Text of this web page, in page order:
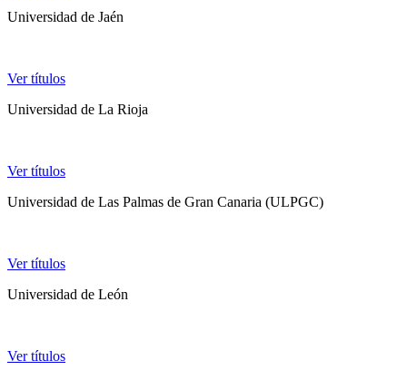
Universidad de Jaén
Ver títulos
Universidad de La Rioja
Ver títulos
Universidad de Las Palmas de Gran Canaria (ULPGC)
Ver títulos
Universidad de León
Ver títulos